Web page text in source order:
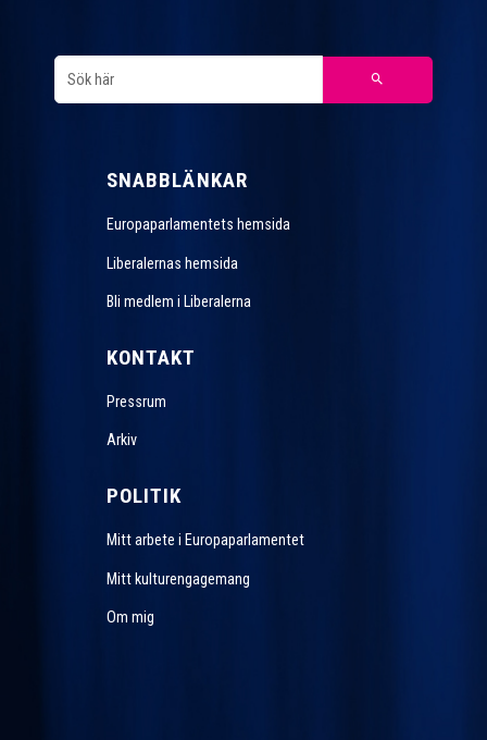
SNABBLÄNKAR
Europaparlamentets hemsida
Liberalernas hemsida
Bli medlem i Liberalerna
KONTAKT
Pressrum
Arkiv
POLITIK
Mitt arbete i Europaparlamentet
Mitt kulturengagemang
Om mig